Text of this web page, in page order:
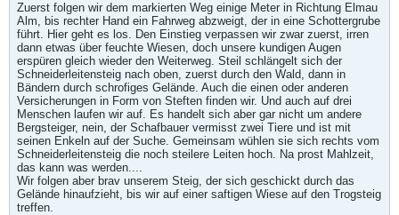
Zuerst folgen wir dem markierten Weg einige Meter in Richtung Elmau
Alm, bis rechter Hand ein Fahrweg abzweigt, der in eine Schottergrube
führt. Hier geht es los. Den Einstieg verpassen wir zwar zuerst, irren
dann etwas über feuchte Wiesen, doch unsere kundigen Augen
erspüren gleich wieder den Weiterweg. Steil schlängelt sich der
Schneiderleitensteig nach oben, zuerst durch den Wald, dann in
Bändern durch schrofiges Gelände. Auch die einen oder anderen
Versicherungen in Form von Steften finden wir. Und auch auf drei
Menschen laufen wir auf. Es handelt sich aber gar nicht um andere
Bergsteiger, nein, der Schafbauer vermisst zwei Tiere und ist mit
seinen Enkeln auf der Suche. Gemeinsam wühlen sie sich rechts vom
Schneiderleitensteig die noch steilere Leiten hoch. Na prost Mahlzeit,
das kann was werden....
Wir folgen aber brav unserem Steig, der sich geschickt durch das
Gelände hinaufzieht, bis wir auf einer saftigen Wiese auf den Trogsteig
treffen.